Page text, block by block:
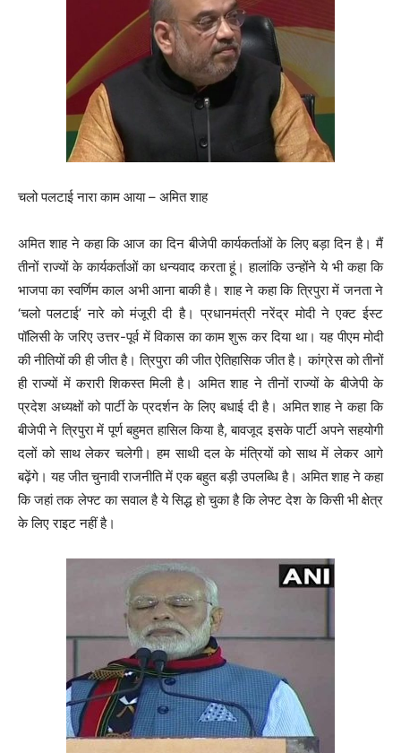
चलो पलटाई नारा काम आया – अमित शाह
अमित शाह ने कहा कि आज का दिन बीजेपी कार्यकर्ताओं के लिए बड़ा दिन है। मैं
तीनों राज्यों के कार्यकर्ताओं का धन्यवाद करता हूं। हालांकि उन्होंने ये भी कहा कि
भाजपा का स्वर्णिम काल अभी आना बाकी है। शाह ने कहा कि त्रिपुरा में जनता ने
‘चलो पलटाई’ नारे को मंजूरी दी है। प्रधानमंत्री नरेंद्र मोदी ने एक्ट ईस्ट
पॉलिसी के जरिए उत्तर-पूर्व में विकास का काम शुरू कर दिया था। यह पीएम मोदी
की नीतियों की ही जीत है। त्रिपुरा की जीत ऐतिहासिक जीत है। कांग्रेस को तीनों
ही राज्यों में करारी शिकस्त मिली है। अमित शाह ने तीनों राज्यों के बीजेपी के
प्रदेश अध्यक्षों को पार्टी के प्रदर्शन के लिए बधाई दी है। अमित शाह ने कहा कि
बीजेपी ने त्रिपुरा में पूर्ण बहुमत हासिल किया है, बावजूद इसके पार्टी अपने सहयोगी
दलों को साथ लेकर चलेगी। हम साथी दल के मंत्रियों को साथ में लेकर आगे
बढ़ेंगे। यह जीत चुनावी राजनीति में एक बहुत बड़ी उपलब्धि है। अमित शाह ने कहा
कि जहां तक लेफ्ट का सवाल है ये सिद्ध हो चुका है कि लेफ्ट देश के किसी भी क्षेत्र
के लिए राइट नहीं है।